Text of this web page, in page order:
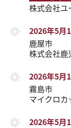
株式会社
2026年5月
鹿屋市
株式会社鹿
2026年5月
霧島市
マイクロ
2026年5月